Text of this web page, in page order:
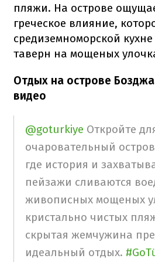
пляжи. На острове
греческое влияние,
средиземноморской
таверн на мощеных
Отдых на острове
видео
@goturkiye Откройте
очаровательный
где история и
пейзажи сливаются
живописных мощеных
кристально чистых
скрытая жемчужина
идеальный отдых.